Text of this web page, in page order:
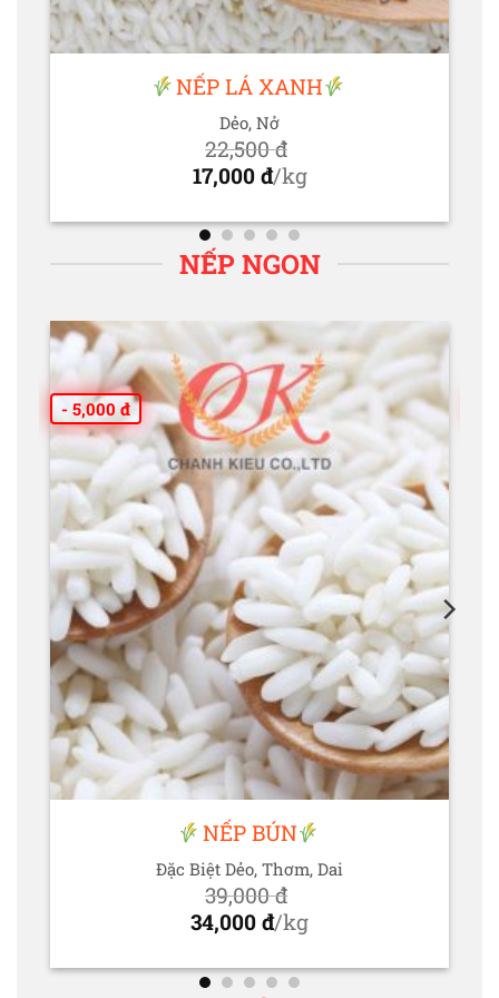
NẾP LÁ XANH
Dẻo, Nở
22,500đ
Giá
là:
22,500 đ.
17,000 đ/kg
hiện
tại
là:
NẾP NGON
- 5,000 đ
NẾP BÚN
Đặc Biệt Dẻo, Thơm, Dai
39,000đ
Giá
là:
34,000 đ/kg
hiện